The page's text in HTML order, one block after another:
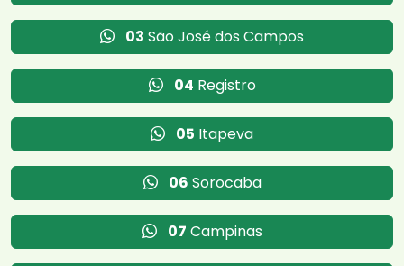
03 São José dos Campos
04 Registro
05 Itapeva
06 Sorocaba
07 Campinas